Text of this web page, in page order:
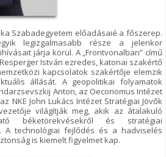
Szabadegyetem előadásaié a főszerep.
legizgalmasabb része a jelenkor
járja körül. A „Frontvonalban” című
István ezredes, katonai szakértő
kapcsolatok szakértője elemzik
állását. A geopolitikai folyamatok
Anton, az Oeconomus Intézet
NKE John Lukács Intézet Stratégiai Jövők
világítják meg, akik az átalakuló
béketörekvésekről és stratégiai
A technológiai fejlődés és a hadviselés
is kiemelt figyelmet kap.